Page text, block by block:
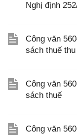
Nghị định
Công văn
sách thuế
Công văn
sách thuế
Công văn